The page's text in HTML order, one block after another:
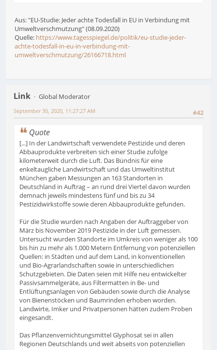
Aus: "EU-Studie: Jeder achte Todesfall in EU in Verbindung mit
Umweltverschmutzung" (08.09.2020)
Quelle: https://www.tagesspiegel.de/politik/eu-studie-jeder-
achte-todesfall-in-eu-in-verbindung-mit-
umweltverschmutzung/26166718.html
Link
Global Moderator
#42
September 30, 2020, 11:27:27 AM
Quote
[...] In der Landwirtschaft verwendete Pestizide und deren
Abbauprodukte verbreiten sich einer Studie zufolge
kilometerweit durch die Luft. Das Bündnis für eine
enkeltaugliche Landwirtschaft und das Umweltinstitut
München gaben Messungen an 163 Standorten in
Deutschland in Auftrag – an rund drei Viertel davon wurden
demnach jeweils mindestens fünf und bis zu 34
Pestizidwirkstoffe sowie deren Abbauprodukte gefunden.
Für die Studie wurden nach Angaben der Auftraggeber von
März bis November 2019 Pestizide in der Luft gemessen.
Untersucht wurden Standorte im Umkreis von weniger als 100
bis hin zu mehr als 1.000 Metern Entfernung von potenziellen
Quellen: in Städten und auf dem Land, in konventionellen
und Bio-Agrarlandschaften sowie in unterschiedlichen
Schutzgebieten. Die Daten seien mit Hilfe neu entwickelter
Passivsammelgeräte, aus Filtermatten in Be- und
Entlüftungsanlagen von Gebäuden sowie durch die Analyse
von Bienenstöcken und Baumrinden erhoben worden.
Landwirte, Imker und Privatpersonen hätten zudem Proben
eingesandt.
Das Pflanzenvernichtungsmittel Glyphosat sei in allen
Regionen Deutschlands und weit abseits von potenziellen